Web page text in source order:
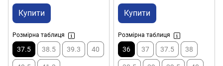
Купити
Розмірна таблиця
37.5 38.5 39.3 40
Купити
Розмірна таблиця
36 37 37.5 38